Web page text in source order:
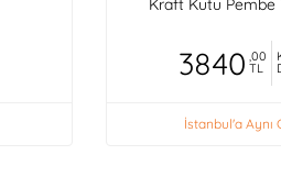
Kraft Kutu Pembe
3840 ,00
TL
İstanbul'a Aynı